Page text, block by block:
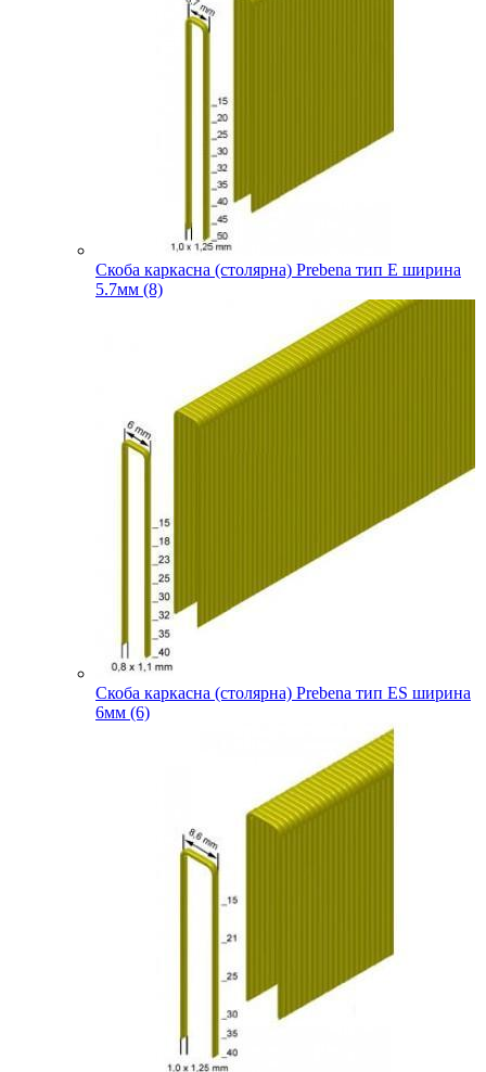
Скоба каркасна (столярна) Prebena тип E ширина
5.7мм (8)
Скоба каркасна (столярна) Prebena тип ES ширина
6мм (6)